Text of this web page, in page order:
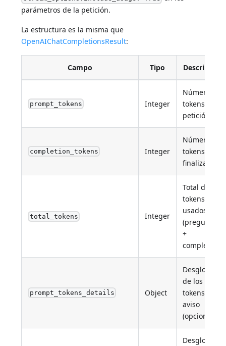
parámetros de la petición.
La estructura es la misma que
OpenAIChatCompletionsResult:
Campo Tipo Descripción
prompt_tokens Integer
Número de
tokens en la
petición.
completion_tokens Integer
Número de
tokens en la
finalización.
total_tokens Integer
Total de
tokens
usados
(preguntar
+
completar).
prompt_tokens_details Object
Desglose
de los
tokens de
aviso
(opcional).
Desglose